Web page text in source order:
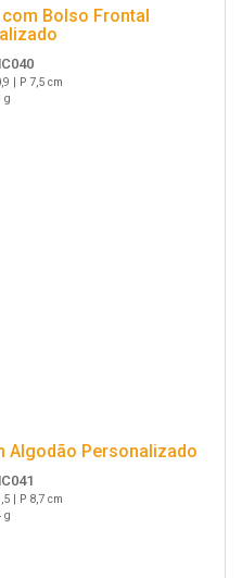
Bolso Frontal
| P 7,5 cm
g
Algodão Personalizado
| P 8,7 cm
g